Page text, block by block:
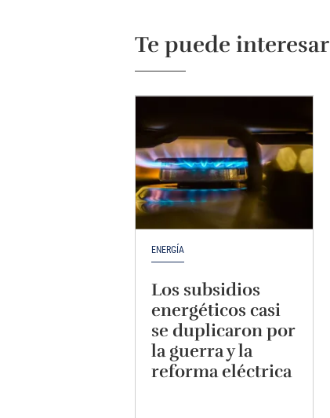
Te puede interesar
ENERGÍA
Los subsidios
energéticos casi
se duplicaron por
la guerra y la
reforma eléctrica